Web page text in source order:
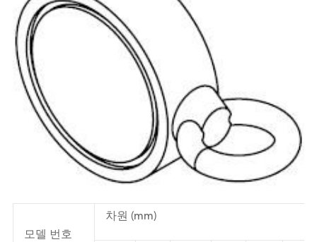
모델 번호
차원 (mm)